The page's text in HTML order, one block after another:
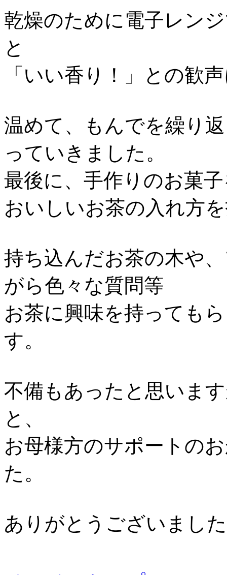
乾燥のために電子レン
と
「いい香り！」との歓
温めて、もんでを繰り
っていきました。
最後に、手作りのお菓
おいしいお茶の入れ方
持ち込んだお茶の木や
がら色々な質問等
お茶に興味を持っても
す。
不備もあったと思いま
と、
お母様方のサポートの
た。
ありがとうございまし